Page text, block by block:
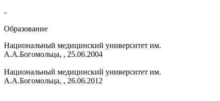
-
Образование
Национальный медицинский университет им.
А.А.Богомольца, , 25.06.2004
Национальный медицинский университет им.
А.А.Богомольца, , 26.06.2012